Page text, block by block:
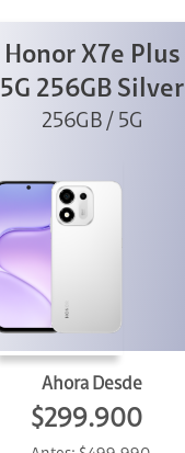
Honor X7e Plus
5G 256GB Silver
256GB / 5G
Ahora Desde
$299.900